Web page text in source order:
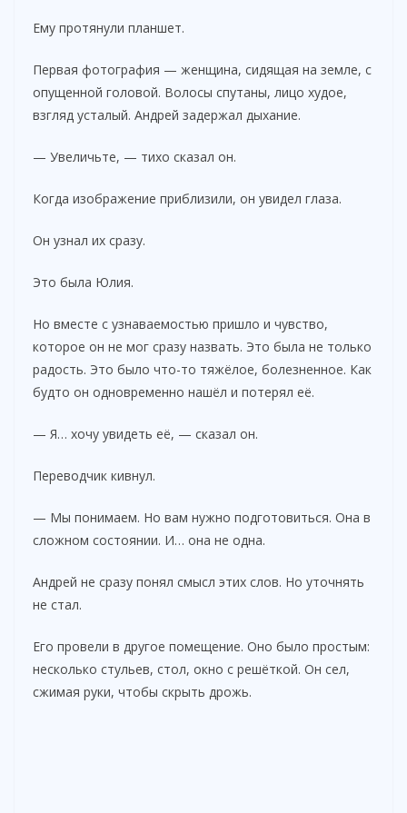
Ему протянули планшет.
Первая фотография — женщина, сидящая на земле, с
опущенной головой. Волосы спутаны, лицо худое,
взгляд усталый. Андрей задержал дыхание.
— Увеличьте, — тихо сказал он.
Когда изображение приблизили, он увидел глаза.
Он узнал их сразу.
Это была Юлия.
Но вместе с узнаваемостью пришло и чувство,
которое он не мог сразу назвать. Это была не только
радость. Это было что-то тяжёлое, болезненное. Как
будто он одновременно нашёл и потерял её.
— Я… хочу увидеть её, — сказал он.
Переводчик кивнул.
— Мы понимаем. Но вам нужно подготовиться. Она в
сложном состоянии. И… она не одна.
Андрей не сразу понял смысл этих слов. Но уточнять
не стал.
Его провели в другое помещение. Оно было простым:
несколько стульев, стол, окно с решёткой. Он сел,
сжимая руки, чтобы скрыть дрожь.